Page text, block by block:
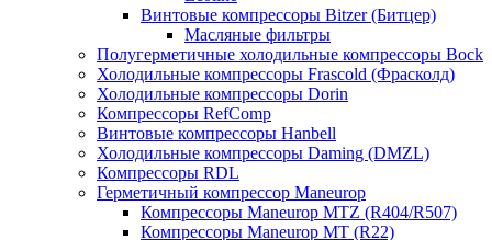
Винтовые компрессоры Bitzer (Битцер)
Масляные фильтры
Полугерметичные холодильные компрессоры Bock
Холодильные компрессоры Frascold (Фрасколд)
Холодильные компрессоры Dorin
Компрессоры RefComp
Винтовые компрессоры Hanbell
Холодильные компрессоры Daming (DMZL)
Компрессоры RDL
Герметичный компрессор Maneurop
Компрессоры Maneurop MTZ (R404/R507)
Компрессоры Maneurop MT (R22)